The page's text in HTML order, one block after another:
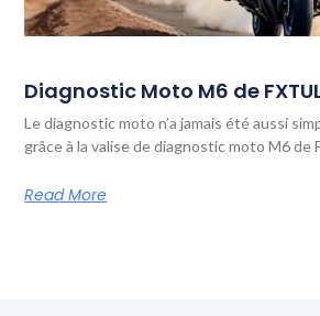
Diagnostic Moto M6 de
Le diagnostic moto n’a jamais été aussi
grâce à la valise de diagnostic moto M6 de
Read More